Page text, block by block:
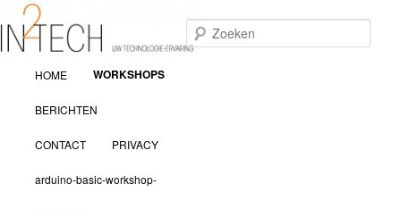
IN2TECH
Spring naar de primaire inhoud
Spring naar de secundaire inhoud
HOME WORKSHOPS
BERICHTEN
CONTACT PRIVACY
arduino-basic-workshop-